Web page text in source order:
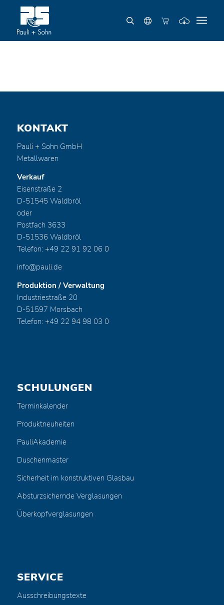
KONTAKT
Pauli + Sohn GmbH
Metallwaren
Verkauf
Eisenstraße 2
D-51545 Waldbröl
oder
Postfach 3633
D-51536 Waldbröl
Telefon: +49 22 91 92 06 0
info@pauli.de
Produktion / Verwaltung
Industriestraße 20
D-51597 Morsbach
Telefon: +49 22 94 98 03 0
SCHULUNGEN
Terminkalender
Produktneuheiten
PauliAkademie
Duschenmaster
Sicherheit im konstruktiven Glasbau
Absturzsichernde Verglasungen
Überkopfverglasungen
SERVICE
Ausschreibungstexte